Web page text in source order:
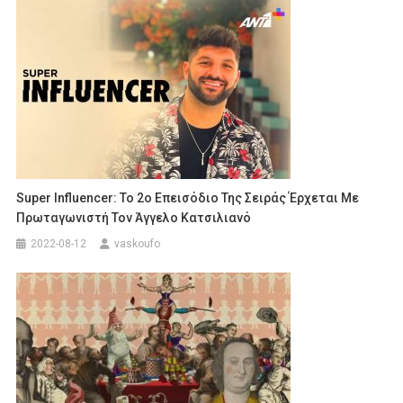
Super Influencer: Το 2ο Επεισόδιο Της Σειράς Έρχεται Με
Πρωταγωνιστή Τον Άγγελο Κατσιλιανό
2022-08-12 vaskoufo